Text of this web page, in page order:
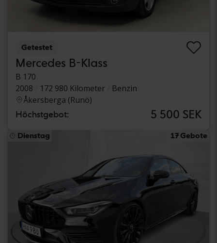
Getestet
Mercedes B-Klass
B 170
2008
172 980 Kilometer
Benzin
Åkersberga (Runö)
Höchstgebot: 5 500 SEK
Dienstag 17 Gebote